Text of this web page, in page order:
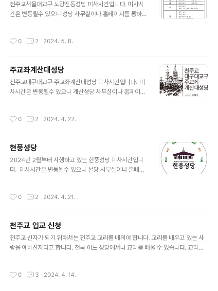
천주교서울대교구 노량진동성당 미사시간입니다. 미사시
간은 변동될수 있으니 성당 사무실이나 홈페이지를 통하여
다.cafe.daum.net
0 2 2024. 5. 8.
주교좌계산대성당
천주교대구대교구 주교좌계산대성당 미사시간입니다. 미
사시간은 변동될수 있으니 계산성당 사무실이나 홈페이지
일 : 06:30, 08:30, 09:30, 11:00, 16:00, 17:30, 20:
0 2 2024. 4. 22.
현풍성당
2024년 2월부터 시행하고 있는 현풍성당 미사시간입니
다. 미사시간은 변동될수 있으니 본당 사무실이나 홈페이
홈페이지 입니다.cafe.daum.net
0 2 2024. 4. 21.
천주교 입교 신청
천주교 신자가 되기 위해서는 천주교 교리를 배워야 합니다. 교리를 배우고 있는 사
람을 예비신자라고 합니다. 전국 어느 성당에서나 교리를 배울 수 있습니다. 교리를
등록이 궁금하시면 아래 서식으로 문의하여 주시기 바랍니다.천주교 입교 안내 신청
0 3 2024. 4. 14.